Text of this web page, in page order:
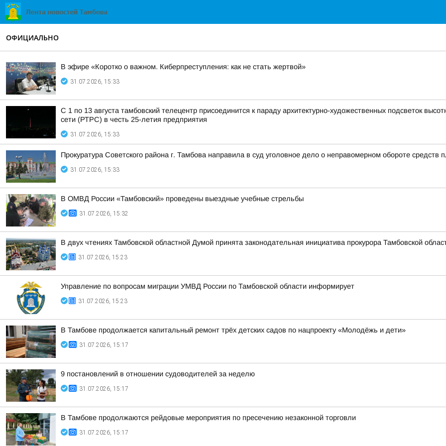
ОФИЦИАЛЬНО
В эфире «Коротко о важном. Киберпреступления: как не стать жертвой»
31.07.2026, 15:33
С 1 по 13 августа тамбовский телецентр присоединится к параду архитектурно-художественных подсветок
сети (РТРС) в честь 25-летия предприятия
31.07.2026, 15:33
Прокуратура Советского района г. Тамбова направила в суд уголовное дело о неправомерном обороте средств
31.07.2026, 15:33
В ОМВД России «Тамбовский» проведены выездные учебные стрельбы
31.07.2026, 15:32
В двух чтениях Тамбовской областной Думой принята законодательная инициатива прокурора Тамбовской
31.07.2026, 15:23
Управление по вопросам миграции УМВД России по Тамбовской области информирует
31.07.2026, 15:23
В Тамбове продолжается капитальный ремонт трёх детских садов по нацпроекту «Молодёжь и дети»
31.07.2026, 15:17
9 постановлений в отношении судоводителей за неделю
31.07.2026, 15:17
В Тамбове продолжаются рейдовые мероприятия по пресечению незаконной торговли
31.07.2026, 15:17